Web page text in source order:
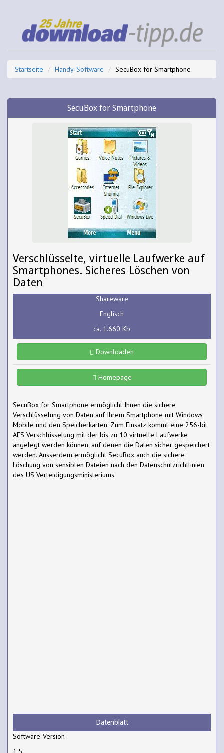
Startseite Handy-Software SecuBox for Smartphone
SecuBox for Smartphone
Verschlüsselte, virtuelle Laufwerke auf
Smartphones. Sicheres Löschen von
Daten
Shareware
Englisch
ca. 1.660 Kb
Downloaden
Homepage
SecuBox for Smartphone ermöglicht Ihnen die sichere
Verschlüsselung von Daten auf Ihrem Smartphone mit Windows
Mobile und den Speicherkarten. Zum Einsatz kommt eine 256-bit
AES Verschlüsselung mit der bis zu 10 virtuelle Laufwerke
angelegt werden können, auf denen die Daten sicher gespeichert
werden. Ausserdem ermöglicht SecuBox auch die sichere
Löschung von sensiblen Dateien nach den Datenschutzrichtlinien
des US Verteidigungsministeriums.
Datenblatt
Software-Version